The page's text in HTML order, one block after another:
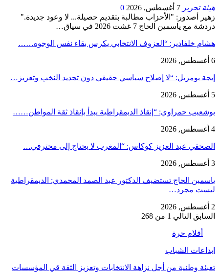
هيئة تحرير 7 أغسطس, 2026
0
زهير أصدور: "الأحزاب مطالبة بتقديم حصيلة... لا وعود جديدة."
دردشة مع ياسمين الحاج 7 غشت 2026 في سياق…
هشام خلفادير: “العزوف الانتخابي يكرس بقاء نفس الوجوه……
6 أغسطس, 2026
إيجة بومزيل: “لا إصلاح سياسي حقيقي دون تجديد النخب وتعزيز…
5 أغسطس, 2026
بوشعيب حمراوي: “إنقاذ الديمقراطية يبدأ بإنقاذ ثقة المواطن……
4 أغسطس, 2026
الصحفي عبد العزيز كوكاس: “المغرب لا يحتاج إلى محترفي…
3 أغسطس, 2026
ياسمين الحاج تستضيف الدكتور عبد الصمد المحمدي: الديمقراطية
ليست مجرد…
2 أغسطس, 2026
السابق التالي 1 من 268
أقلام حرة
ابداعات الشباب
تعبئة وطنية من أجل نزاهة الانتخابات وتعزيز الثقة قي المؤسسات